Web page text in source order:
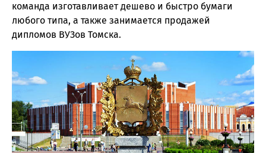
команда изготавливает дешево и быстро бумаги
любого типа, а также занимается продажей
дипломов ВУЗов Томска.